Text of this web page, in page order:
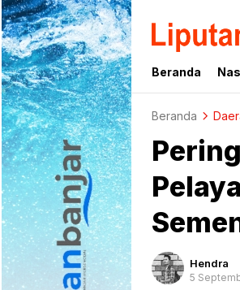
liputan24.net
Beranda
Beranda
Hendra
5